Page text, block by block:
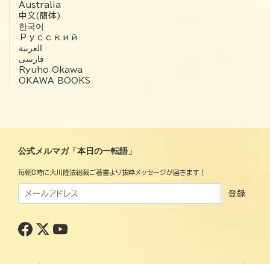
Australia
中文(簡体)
한국어
Русский
العربية‏
فارسی
Ryuho Okawa
OKAWA BOOKS
公式メルマガ「本日の一転語」
毎朝8時に大川隆法総裁ご著書より抜粋メッセージが届きます！
登録